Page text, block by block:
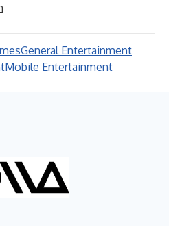
General Entertainment
Mobile Entertainment